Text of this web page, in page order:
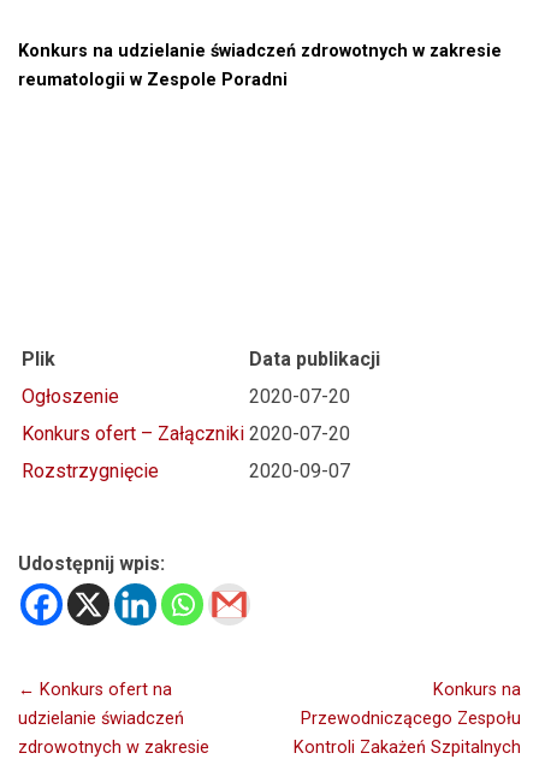
Konkurs na udzielanie świadczeń zdrowotnych w zakresie
reumatologii w Zespole Poradni
Plik
Data publikacji
Ogłoszenie
2020-07-20
Konkurs ofert – Załączniki 2020-07-20
Rozstrzygnięcie
2020-09-07
Udostępnij wpis:
Nawigacja
wpisu
← Konkurs ofert na
udzielanie świadczeń
zdrowotnych w zakresie
Konkurs na
Przewodniczącego Zespołu
Kontroli Zakażeń Szpitalnych